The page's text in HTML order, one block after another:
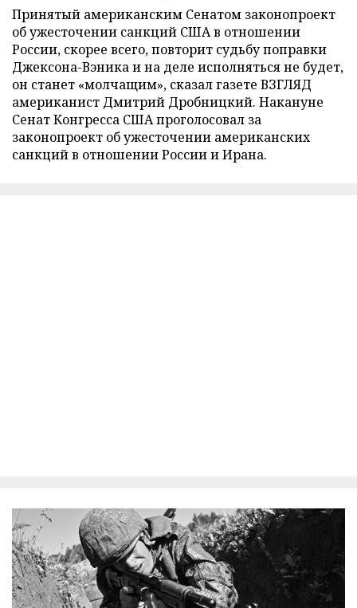
Принятый американским Сенатом законопроект
об ужесточении санкций США в отношении
России, скорее всего, повторит судьбу поправки
Джексона-Вэника и на деле исполняться не будет,
он станет «молчащим», сказал газете ВЗГЛЯД
американист Дмитрий Дробницкий. Накануне
Сенат Конгресса США проголосовал за
законопроект об ужесточении американских
санкций в отношении России и Ирана.